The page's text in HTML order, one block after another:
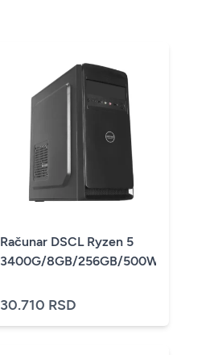
Računar DSCL Ryzen 5
3400G/8GB/256GB/500W
30.710 RSD